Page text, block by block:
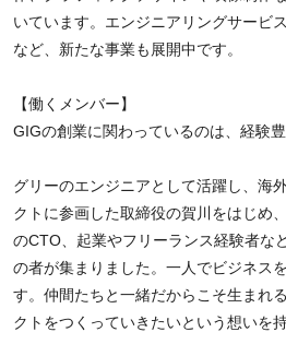
いています。エンジニアリングサービ
など、新たな事業も展開中です。
【働くメンバー】
GIGの創業に関わっているのは、経験
グリーのエンジニアとして活躍し、海
クトに参画した取締役の賀川をはじめ
のCTO、起業やフリーランス経験者な
の者が集まりました。一人でビジネス
す。仲間たちと一緒だからこそ生まれ
クトをつくっていきたいという想いを